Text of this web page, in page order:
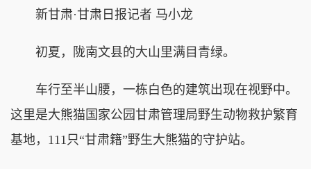
新甘肃·甘肃日报记者 马小龙
初夏，陇南文县的大山里满目青绿。
车行至半山腰，一栋白色的建筑出现在视野中。
这里是大熊猫国家公园甘肃管理局野生动物救护繁育
基地，111只“甘肃籍”野生大熊猫的守护站。